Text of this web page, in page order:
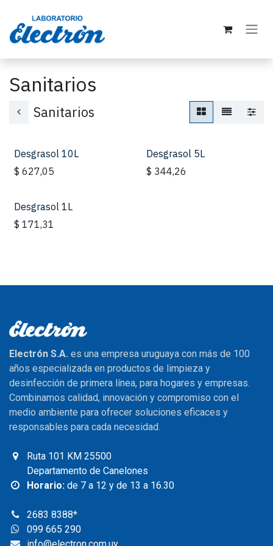
Sanitarios
Sanitarios
Desgrasol 10L
$ 627,05
Desgrasol 5L
$ 344,26
Desgrasol 1L
$ 171,31
Electrón S.A. es una empresa uruguaya con más de 100
años especializada en productos de limpieza y
desinfección de primera línea, para hogares y empresas.
Combinamos calidad, innovación y compromiso con el
medio ambiente para ofrecer soluciones eficaces y
responsables para cada necesidad.
Ruta 101 KM 25500
Departamento de Canelones
Horario: de 7 a 12 y de 13 a 16.30
2683 8388*
099 665 290